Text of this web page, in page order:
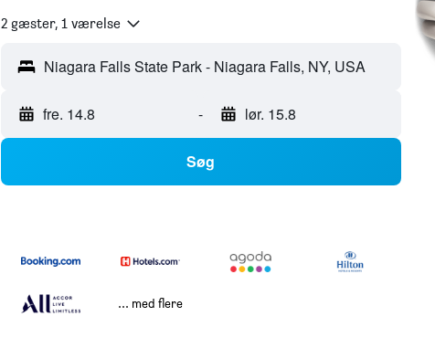
2 gæster, 1 værelse
fre. 14.8 - lør. 15.8
Søg
... med flere